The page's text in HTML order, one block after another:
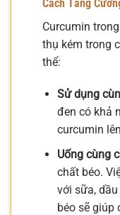
Cách Tăng
Curcumin
thụ kém trong
thể:
Sử dụng
đen có khả
curcumin
Uống cùng
chất béo.
với sữa,
béo sẽ giúp